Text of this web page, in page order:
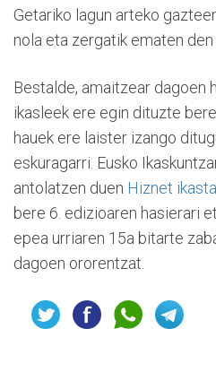
Getariko lagun arteko
nola eta zergatik ematen den
Bestalde, amaitzear dagoen
ikasleek ere egin dituzte
hauek ere laister izango
eskuragarri. Eusko
antolatzen duen Hiznet
bere 6. edizioaren hasierari
epea urriaren 15a bitarte
dagoen ororentzat.